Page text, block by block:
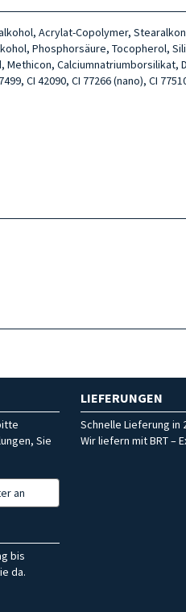
Acrylat-Copolymer,
Phosphorsäure, Tocopherol,
Methicon, Calciumnatriumborsilikat,
CI 42090, CI 77266 (nano), CI
Sie
an
LIEFERUNGEN
Schnelle Lieferung in
Wir liefern mit BRT –
bis
da.